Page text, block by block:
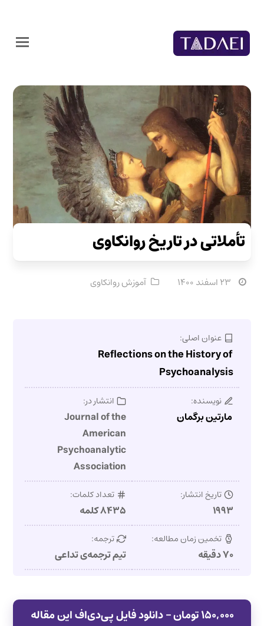
تأملاتی در تاریخ روانکاوی
۲۳ اسفند ۱۴۰۰ آموزش روانکاوی
عنوان اصلی:
Reflections on the History of
Psychoanalysis
نویسنده:
مارتین برگمان
انتشار در:
Journal of the
American
Psychoanalytic
Association
تاریخ انتشار:
۱۹۹۳
تعداد کلمات:
۸۴۳۵ کلمه
تخمین زمان مطالعه:
۷۰ دقیقه
ترجمه:
تیم ترجمه‌ی تداعی
۱۵۰,۰۰۰ تومان – دانلود فایل پی‌دی‌اف این مقاله